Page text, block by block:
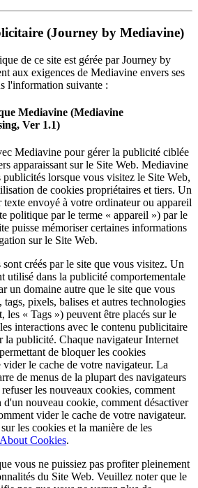
(Journey by Mediavine)
de ce site est gérée par Journey by
aux exigences de Mediavine envers ses
l'information suivante :
Mediavine (Mediavine
Ver 1.1)
Mediavine pour gérer la publicité ciblée
apparaissant sur le Site Web. Mediavine
lorsque vous visitez le Site Web,
de cookies propriétaires et tiers. Un
envoyé à votre ordinateur ou appareil
politique par le terme « appareil ») par le
puisse mémoriser certaines informations
sur le Site Web.
créés par le site que vous visitez. Un
utilisé dans la publicité comportementale
un domaine autre que le site que vous
pixels, balises et autres technologies
les « Tags ») peuvent être placés sur le
interactions avec le contenu publicitaire
la publicité. Chaque navigateur Internet
de bloquer les cookies
vider le cache de votre navigateur. La
de menus de la plupart des navigateurs
les nouveaux cookies, comment
d'un nouveau cookie, comment désactiver
vider le cache de votre navigateur.
les cookies et la manière de les
Cookies.
vous ne puissiez pas profiter pleinement
du Site Web. Veuillez noter que le